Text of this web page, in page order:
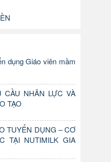
dụng Giáo viên mầm
CẦU NHÂN LỰC VÀ
TẠO
TUYỂN DỤNG – CƠ
TẠI NUTIMILK GIA